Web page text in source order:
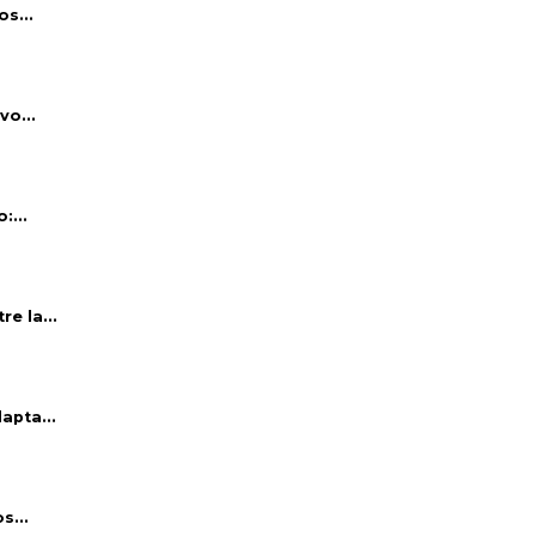
la...